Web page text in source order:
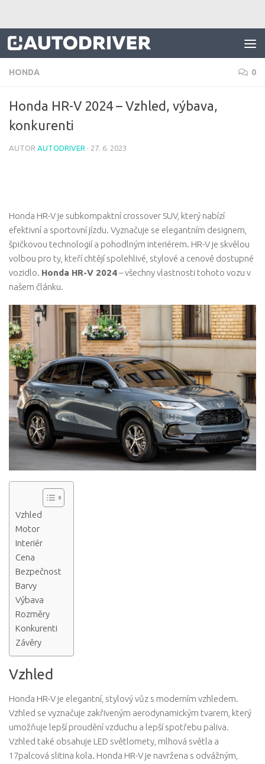
HONDA 0
Honda HR-V 2024 – Vzhled, výbava,
konkurenti
AUTOR AUTODRIVER · 27. 6. 2023
Honda HR-V je subkompaktní crossover SUV, který nabízí
efektivní a sportovní jízdu. Vyznačuje se elegantním designem,
špičkovou technologií a pohodlným interiérem. HR-V je skvělou
volbou pro ty, kteří chtějí spolehlivé, stylové a cenově dostupné
vozidlo. Honda HR-V 2024– všechny vlastnosti tohoto vozu v
našem článku.
Vzhled
Motor
Interiér
Cena
Bezpečnost
Barvy
Výbava
Rozměry
Konkurenti
Závěry
Vzhled
Honda HR-V je elegantní, stylový vůz s moderním vzhledem.
Vzhled se vyznačuje zakřiveným aerodynamickým tvarem, který
umožňuje lepší proudění vzduchu a lepší spotřebu paliva.
Vzhled také obsahuje LED světlomety, mlhová světla a
17palcová slitina kola. Honda HR-V je navržena s odvážným,